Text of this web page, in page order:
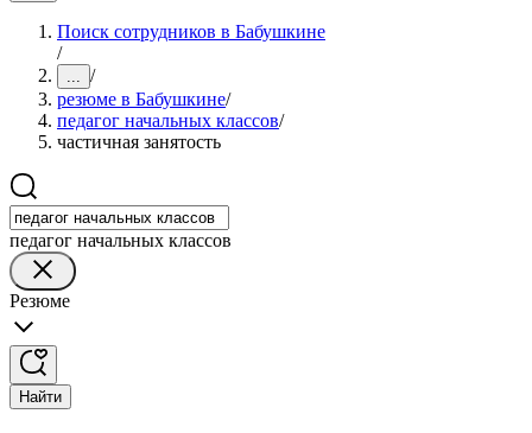
Поиск сотрудников в Бабушкине
/
... /
резюме в Бабушкине/
педагог начальных классов/
частичная занятость
педагог начальных классов
Резюме
Найти